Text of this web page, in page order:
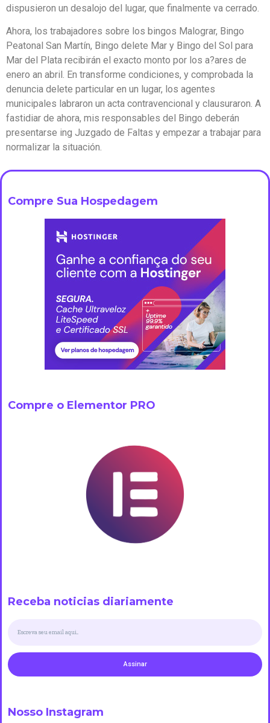
Compre Sua Hospedagem
Compre o Elementor PRO
Receba noticias diariamente
Assinar
Nosso Instagram
dispusieron un desalojo del lugar, que finalmente va cerrado.
Ahora, los trabajadores sobre los bingos Malograr, Bingo
Peatonal San Martín, Bingo delete Mar y Bingo del Sol para
Mar del Plata recibirán el exacto monto por los a?ares de
enero an abril. En transforme condiciones, y comprobada la
denuncia delete particular en un lugar, los agentes
municipales labraron un acta contravencional y clausuraron. A
fastidiar de ahora, mis responsables del Bingo deberán
presentarse ing Juzgado de Faltas y empezar a trabajar para
normalizar la situación.